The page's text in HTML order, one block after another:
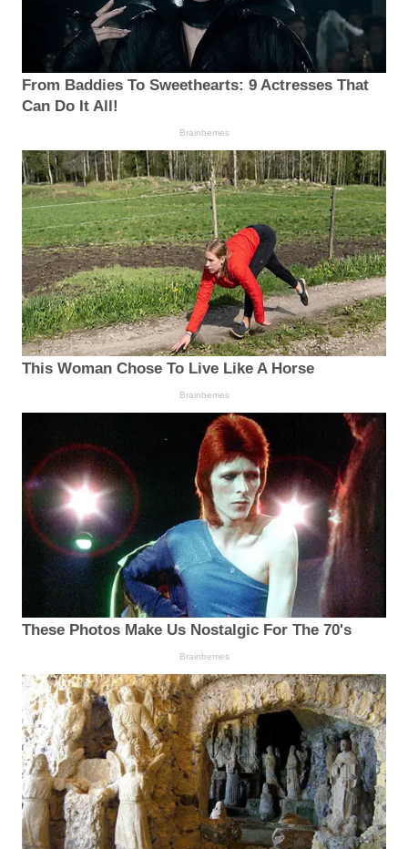
From Baddies To Sweethearts: 9 Actresses That
Can Do It All!
Brainberries
This Woman Chose To Live Like A Horse
Brainberries
These Photos Make Us Nostalgic For The 70's
Brainberries